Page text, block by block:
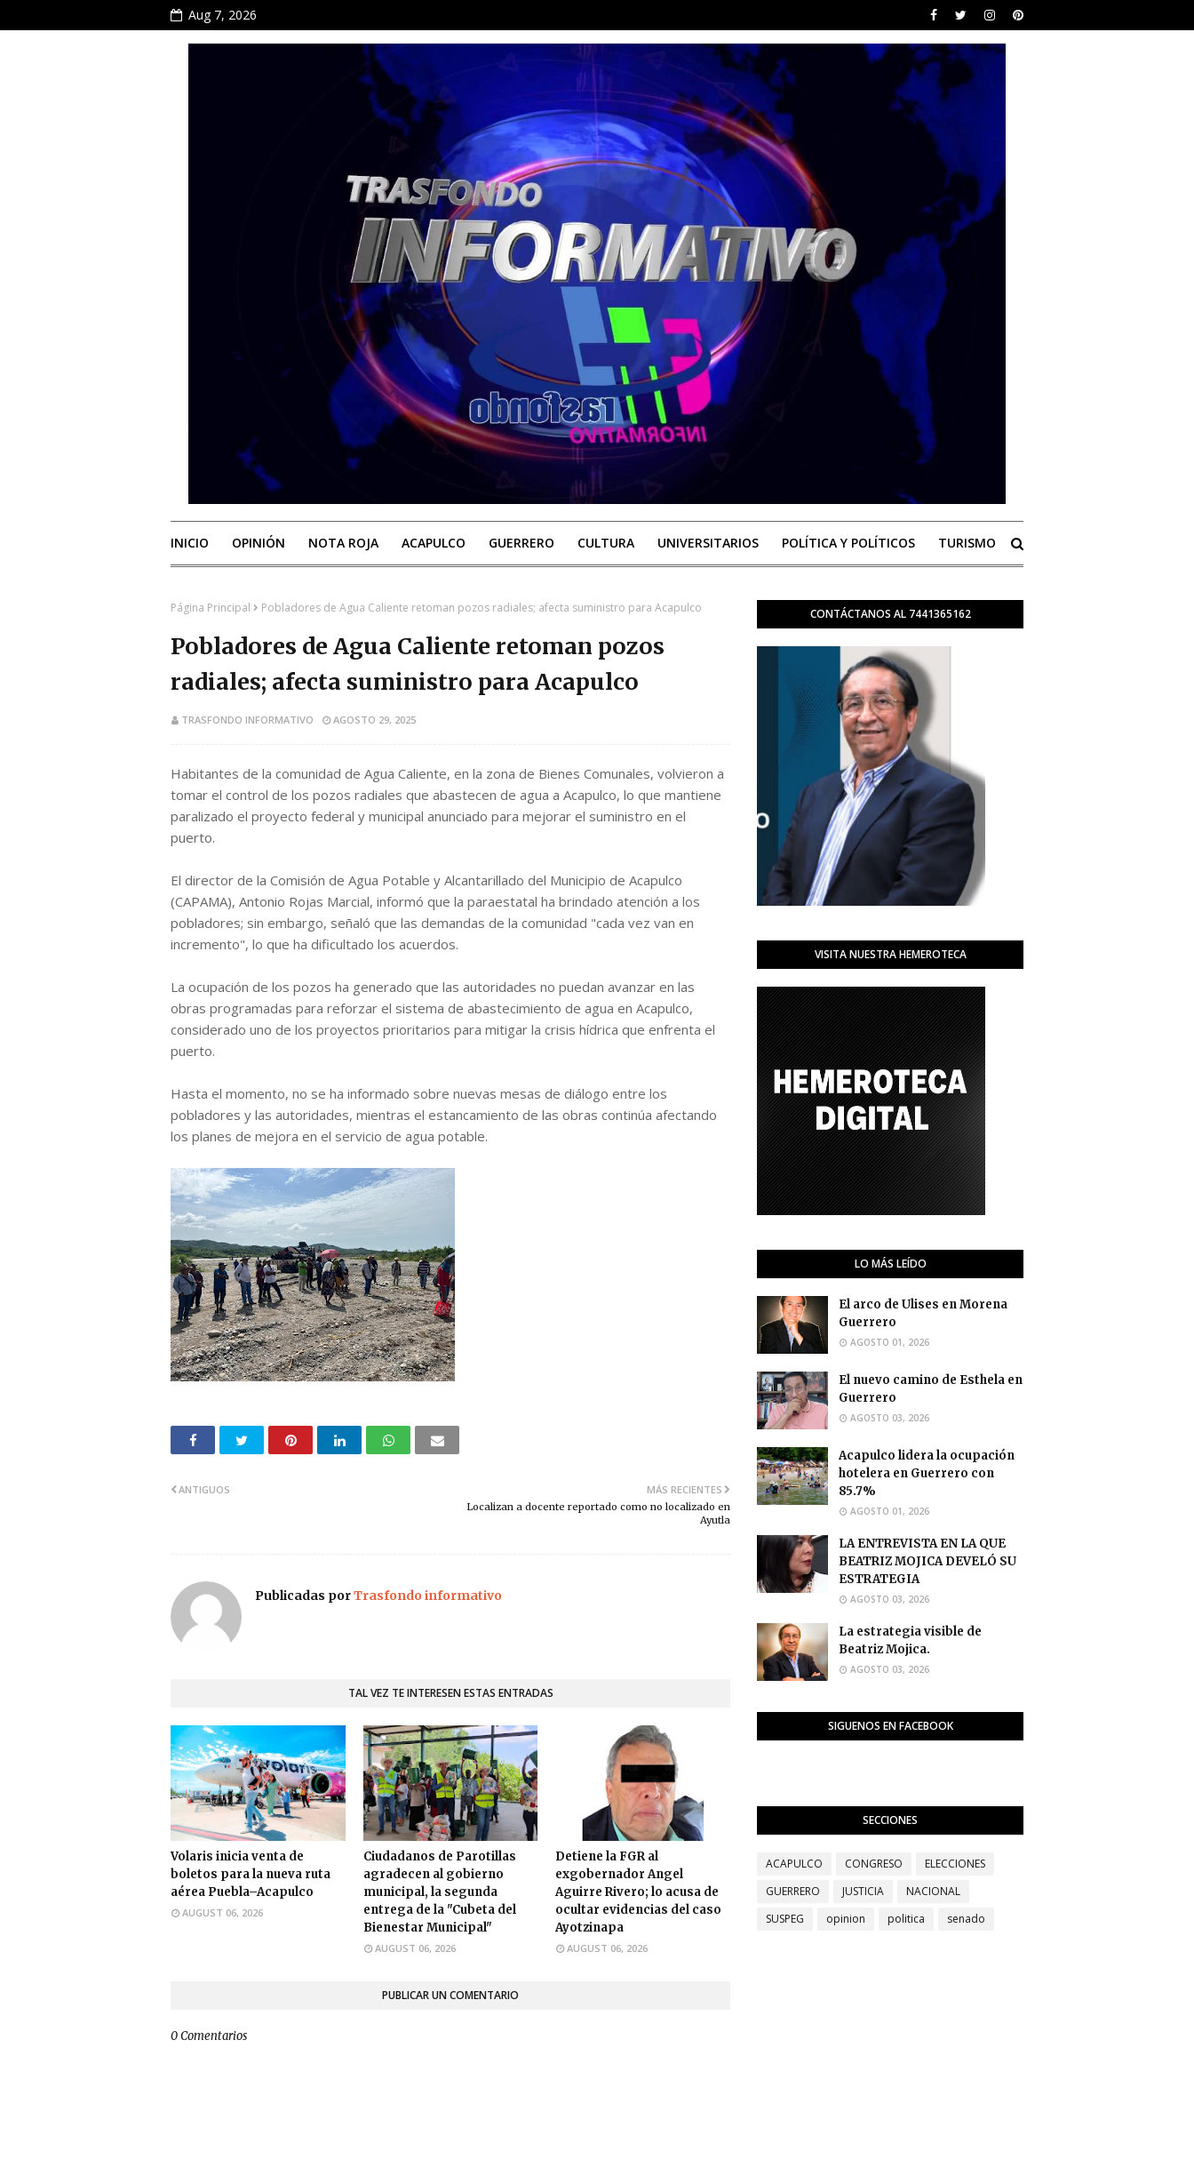
Aug 7, 2026
INICIO OPINIÓN NOTA ROJA ACAPULCO GUERRERO CULTURA UNIVERSITARIOS POLÍTICA Y POLÍTICOS TURISMO
Página Principal Pobladores de Agua Caliente retoman pozos radiales; afecta suministro para Acapulco
Pobladores de Agua Caliente retoman pozos
radiales; afecta suministro para Acapulco
TRASFONDO INFORMATIVO AGOSTO 29, 2025
Habitantes de la comunidad de Agua Caliente, en la zona de Bienes Comunales, volvieron a
tomar el control de los pozos radiales que abastecen de agua a Acapulco, lo que mantiene
paralizado el proyecto federal y municipal anunciado para mejorar el suministro en el
puerto.
El director de la Comisión de Agua Potable y Alcantarillado del Municipio de Acapulco
(CAPAMA), Antonio Rojas Marcial, informó que la paraestatal ha brindado atención a los
pobladores; sin embargo, señaló que las demandas de la comunidad "cada vez van en
incremento", lo que ha dificultado los acuerdos.
La ocupación de los pozos ha generado que las autoridades no puedan avanzar en las
obras programadas para reforzar el sistema de abastecimiento de agua en Acapulco,
considerado uno de los proyectos prioritarios para mitigar la crisis hídrica que enfrenta el
puerto.
Hasta el momento, no se ha informado sobre nuevas mesas de diálogo entre los
pobladores y las autoridades, mientras el estancamiento de las obras continúa afectando
los planes de mejora en el servicio de agua potable.
MÁS RECIENTES
Localizan a docente reportado como no localizado en
Ayutla
ANTIGUOS
Publicadas porTrasfondo informativo
TAL VEZ TE INTERESEN ESTAS ENTRADAS
Volaris inicia venta de
boletos para la nueva ruta
aérea Puebla–Acapulco
AUGUST 06, 2026
Ciudadanos de Parotillas
agradecen al gobierno
municipal, la segunda
entrega de la "Cubeta del
Bienestar Municipal"
AUGUST 06, 2026
Detiene la FGR al
exgobernador Angel
Aguirre Rivero; lo acusa de
ocultar evidencias del caso
Ayotzinapa
AUGUST 06, 2026
PUBLICAR UN COMENTARIO
0 Comentarios
CONTÁCTANOS AL 7441365162
VISITA NUESTRA HEMEROTECA
LO MÁS LEÍDO
El arco de Ulises en Morena
Guerrero
AGOSTO 01, 2026
El nuevo camino de Esthela en
Guerrero
AGOSTO 03, 2026
Acapulco lidera la ocupación
hotelera en Guerrero con
85.7%
AGOSTO 01, 2026
LA ENTREVISTA EN LA QUE
BEATRIZ MOJICA DEVELÓ SU
ESTRATEGIA
AGOSTO 03, 2026
La estrategia visible de
Beatriz Mojica.
AGOSTO 03, 2026
SIGUENOS EN FACEBOOK
SECCIONES
ACAPULCO CONGRESO
ELECCIONES
GUERRERO
JUSTICIA
NACIONAL
SUSPEG
opinion politica senado